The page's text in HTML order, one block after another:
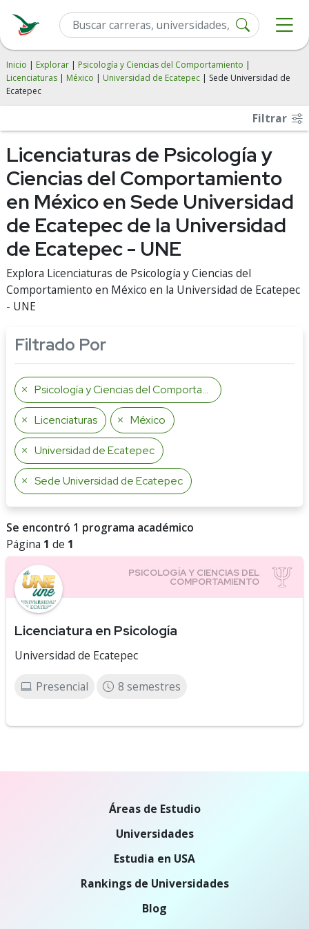
Inicio | Explorar | Psicología y Ciencias del Comportamiento |
Licenciaturas | México | Universidad de Ecatepec | Sede Universidad de
Ecatepec
Filtrar
Licenciaturas de Psicología y
Ciencias del Comportamiento
en México en Sede Universidad
de Ecatepec de la Universidad
de Ecatepec - UNE
Explora Licenciaturas de Psicología y Ciencias del
Comportamiento en México en la Universidad de Ecatepec
- UNE
Filtrado Por
Psicología y Ciencias del Comportamiento
Licenciaturas México
Universidad de Ecatepec
Sede Universidad de Ecatepec
Se encontró 1 programa académico
Página 1 de 1
Licenciatura en Psicología
Universidad de Ecatepec
Presencial 8 semestres
Áreas de Estudio
Universidades
Estudia en USA
Rankings de Universidades
Blog